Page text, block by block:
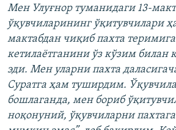
Мен Улуғнор туманидаги 13-
ўқувчиларининг ўқитувчилари
мактабдан чиқиб пахта
кетилаётганини ўз кўзим билан
эди. Мен уларни пахта
Суратга ҳам туширдим.
бошлаганда, мен бориб
ноқонуний, ўқувчиларни